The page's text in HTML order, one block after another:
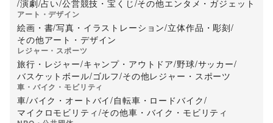
/演劇/占い/公営競技・宝くじ/その他エンタメ・ガジェット
アート・デザイン
絵画・書/写真・イラストレーション/立体作品・彫刻/
その他アート・デザイン
レジャー・スポーツ
旅行・レジャー/キャンプ・アウトドア/野球/サッカー/
バスケットボール/ゴルフ/その他レジャー・スポーツ
車・バイク・モビリティ
車/バイク・オートバイ/自転車・ロードバイク/
マイクロモビリティ /その他車・バイク・モビリティ